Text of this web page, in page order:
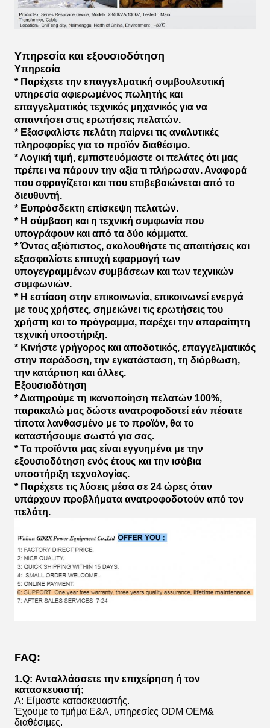
Υπηρεσία και εξουσιοδότηση
Υπηρεσία
* Παρέχετε την επαγγελματική συμβουλευτική
υπηρεσία αφιερωμένος πωλητής και
επαγγελματικός τεχνικός μηχανικός για να
απαντήσει στις ερωτήσεις πελατών.
* Εξασφαλίστε πελάτη παίρνει τις αναλυτικές
πληροφορίες για το προϊόν διαθέσιμο.
* Λογική τιμή, εμπιστευόμαστε οι πελάτες ότι μας
πρέπει να πάρουν την αξία τι πλήρωσαν. Αναφορά
που σφραγίζεται και που επιβεβαιώνεται από το
διευθυντή.
* Ευπρόσδεκτη επίσκεψη πελατών.
* Η σύμβαση και η τεχνική συμφωνία που
υπογράφουν και από τα δύο κόμματα.
* Όντας αξιόπιστος, ακολουθήστε τις απαιτήσεις και
εξασφαλίστε επιτυχή εφαρμογή των
υπογεγραμμένων συμβάσεων και των τεχνικών
συμφωνιών.
* Η εστίαση στην επικοινωνία, επικοινωνεί ενεργά
με τους χρήστες, σημειώνει τις ερωτήσεις του
χρήστη και το πρόγραμμα, παρέχει την απαραίτητη
τεχνική υποστήριξη.
* Κινήστε γρήγορος και αποδοτικός, επαγγελματικός
στην παράδοση, την εγκατάσταση, τη διόρθωση,
την κατάρτιση και άλλες.
Εξουσιοδότηση
* Διατηρούμε τη ικανοποίηση πελατών 100%,
παρακαλώ μας δώστε ανατροφοδοτεί εάν πέσατε
τίποτα λανθασμένο με το προϊόν, θα το
καταστήσουμε σωστό για σας.
* Τα προϊόντα μας είναι εγγυημένα με την
εξουσιοδότηση ενός έτους και την ισόβια
υποστήριξη τεχνολογίας.
* Παρέχετε τις λύσεις μέσα σε 24 ώρες όταν
υπάρχουν προβλήματα ανατροφοδοτούν από τον
πελάτη.
FAQ:
1.Q: Ανταλλάσσετε την επιχείρηση ή τον
κατασκευαστή;
Α: Είμαστε κατασκευαστής.
Έχουμε το τμήμα Ε&Α, υπηρεσίες ODM OEM&
διαθέσιμες.